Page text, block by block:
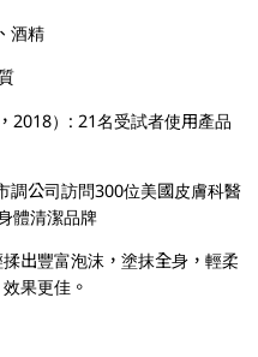
酒精
2018）: 21名受試者使用產品
調公司訪問300位美國皮膚科醫
體清潔品牌
出豐富泡沫，塗抹全身，輕柔
果更佳。